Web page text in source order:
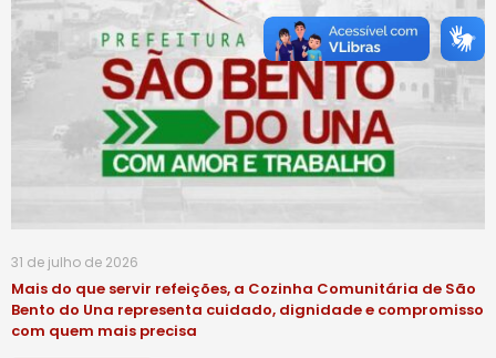
31 de julho de 2026
Mais do que servir refeições, a Cozinha Comunitária de São
Bento do Una representa cuidado, dignidade e compromisso
com quem mais precisa